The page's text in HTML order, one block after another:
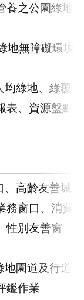
養之公園綠地
地無障礙環境
綠地、綠覆
表、資源盤點
、高齡友善城
務窗口、消費
性別友善窗
園道及行道
鑑作業